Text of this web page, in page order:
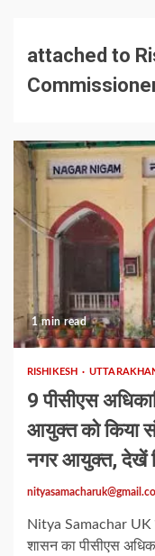
attached to
1 min read
RISHIKESH
9 पीसीएस
आयुक्त को किया
नगर आयुक्त, देखें
Nitya Samachar
शासन का पीसीएस